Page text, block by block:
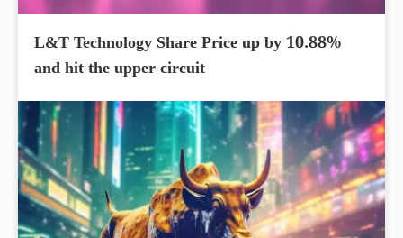
L&T Technology Share Price up by 10.88%
and hit the upper circuit